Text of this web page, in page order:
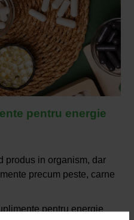
pentru energie
produs in organism, dar
precum peste, carne
pentru energie